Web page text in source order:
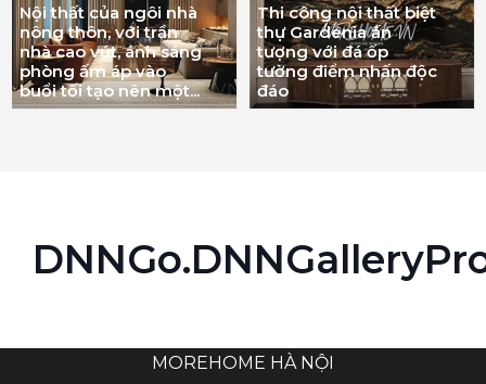
Nội thất của ngôi nhà
nông thôn, với trần
nhà cao vút, ánh sáng
phòng ấm áp vào
buổi tối tạo nên một...
Thi công nội thất biệt
thự Gardenia ấn
tượng với đá ốp
tường điểm nhấn độc
đáo
MOREHOME HÀ NỘI